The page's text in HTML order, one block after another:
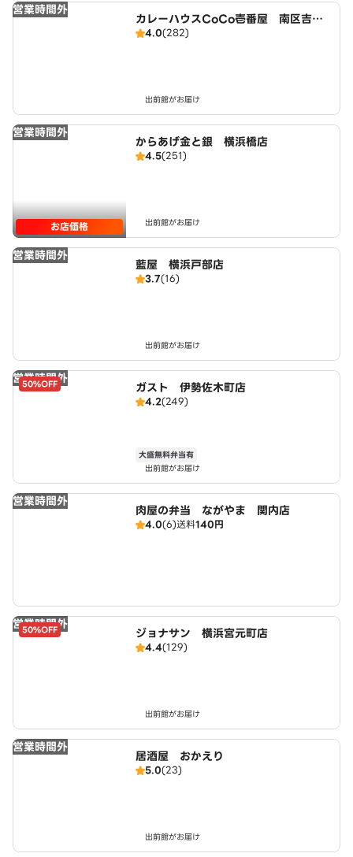
営業時間外
カレーハウスCoCo壱番屋 南区吉野
町店（SD）
4.0(282)
出前館がお届け
営業時間外
お店価格
からあげ金と銀 横浜橋店
4.5(251)
出前館がお届け
営業時間外
藍屋 横浜戸部店
3.7(16)
出前館がお届け
営業時間外
50%OFF ガスト 伊勢佐木町店
4.2(249)
大盛無料弁当有
出前館がお届け
営業時間外
肉屋の弁当 ながやま 関内店
4.0(6)送料140円
営業時間外
50%OFF ジョナサン 横浜宮元町店
4.4(129)
出前館がお届け
営業時間外
居酒屋 おかえり
5.0(23)
出前館がお届け